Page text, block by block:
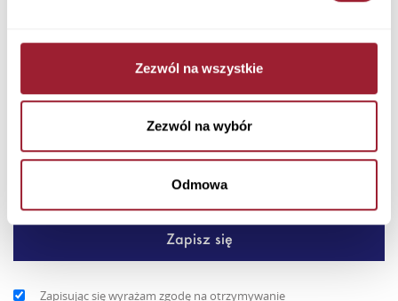
Zezwól na wszystkie
Zezwól na wybór
Odmowa
Klas...
Zapisując się wyrażam zgodę na otrzymywanie